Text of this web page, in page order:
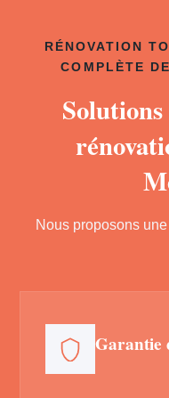
RÉNOVATION
COMPLÈTE
Nous proposons
Garantie